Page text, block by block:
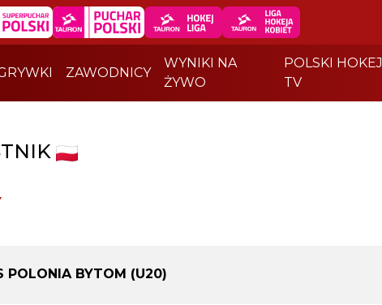
ZAWODNICY
WYNIKI NA
ŻYWO
POLSKI HOKEJ
TV
POLONIA BYTOM (U20)